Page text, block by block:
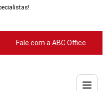
Fale com a ABC Office